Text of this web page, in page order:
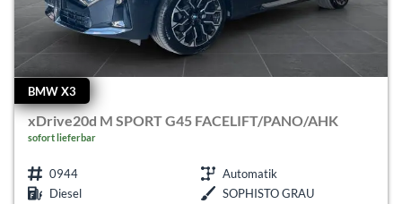
BMW X3
xDrive20d M SPORT G45 FACELIFT/PANO/AHK
sofort lieferbar
0944
Automatik
Diesel
SOPHISTO GRAU